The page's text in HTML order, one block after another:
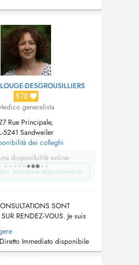
DESGROUSILLIERS
878
generalista
Rue Principale,
5241 Sandweiler
dei colleghi
disponibilità online
prendere appuntamento
SONT
RENDEZ-VOUS. Je suis
août et du 21 au 27
Ech sinn net do vum 7. bis
an vum 21. bis dem 27
Immediato disponibile